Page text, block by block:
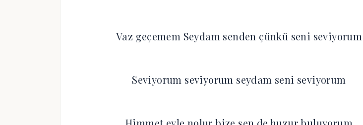
Vaz geçemem Seydam senden çünkü seni seviyorum
Seviyorum seviyorum seydam seni seviyorum